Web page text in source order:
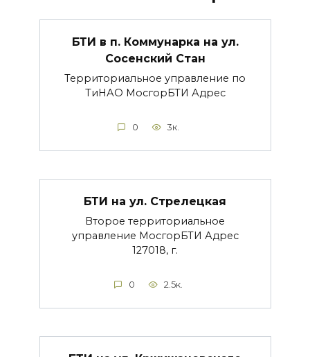
БТИ в п. Коммунарка на ул.
Сосенский Стан
Территориальное управление по
ТиНАО МосгорБТИ Адрес
0 3к.
БТИ на ул. Стрелецкая
Второе территориальное
управление МосгорБТИ Адрес
127018, г.
0 2.5к.